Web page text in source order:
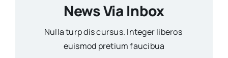
News Via Inbox
Nulla turp dis cursus. Integer liberos
euismod pretium faucibua